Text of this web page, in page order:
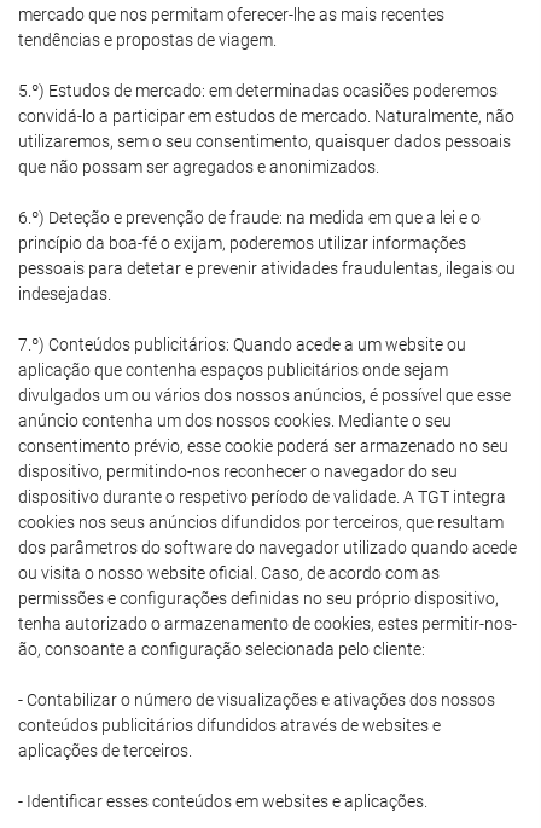
mercado que nos permitam oferecer-lhe as mais recentes
tendências e propostas de viagem.
5.º) Estudos de mercado: em determinadas ocasiões poderemos
convidá-lo a participar em estudos de mercado. Naturalmente, não
utilizaremos, sem o seu consentimento, quaisquer dados pessoais
que não possam ser agregados e anonimizados.
6.º) Deteção e prevenção de fraude: na medida em que a lei e o
princípio da boa-fé o exijam, poderemos utilizar informações
pessoais para detetar e prevenir atividades fraudulentas, ilegais ou
indesejadas.
7.º) Conteúdos publicitários: Quando acede a um website ou
aplicação que contenha espaços publicitários onde sejam
divulgados um ou vários dos nossos anúncios, é possível que esse
anúncio contenha um dos nossos cookies. Mediante o seu
consentimento prévio, esse cookie poderá ser armazenado no seu
dispositivo, permitindo-nos reconhecer o navegador do seu
dispositivo durante o respetivo período de validade. A TGT integra
cookies nos seus anúncios difundidos por terceiros, que resultam
dos parâmetros do software do navegador utilizado quando acede
ou visita o nosso website oficial. Caso, de acordo com as
permissões e configurações definidas no seu próprio dispositivo,
tenha autorizado o armazenamento de cookies, estes permitir-nos-
ão, consoante a configuração selecionada pelo cliente:
- Contabilizar o número de visualizações e ativações dos nossos
conteúdos publicitários difundidos através de websites e
aplicações de terceiros.
- Identificar esses conteúdos em websites e aplicações.